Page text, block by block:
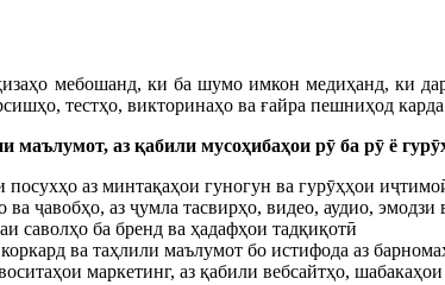
мебошанд, ки ба шумо имкон медиҳанд, ки
тестҳо, викторинаҳо ва ғайра пешниҳод
маълумот, аз қабили мусоҳибаҳои рӯ ба рӯ ё
аз минтақаҳои гуногун ва гурӯҳҳои
ҷавобҳо, аз ҷумла тасвирҳо, видео, аудио, эмодзи
саволҳо ба бренд ва ҳадафҳои тадқиқотӣ
ва таҳлили маълумот бо истифода аз
маркетинг, аз қабили вебсайтҳо,